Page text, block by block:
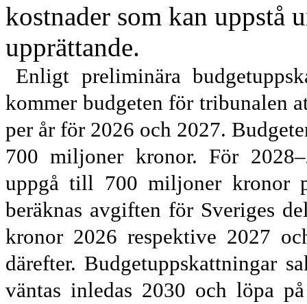
kostnader som kan uppstå
upprättande.
Enligt preliminära
kommer budgeten för tribunalen
per år för 2026 och 2027.
700 miljoner kronor. För
uppgå till 700 miljoner kronor
beräknas avgiften för Sveriges
kronor 2026 respektive 2027
därefter. Budgetuppskattningar
väntas inledas 2030 och löpa